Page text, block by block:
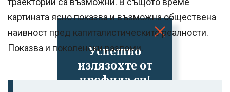
Успешно
излязохте от
профила си!
картината ясно показва и възможна обществена
наивност пред капиталистическите реалности.
Показва и поколенски разломи.